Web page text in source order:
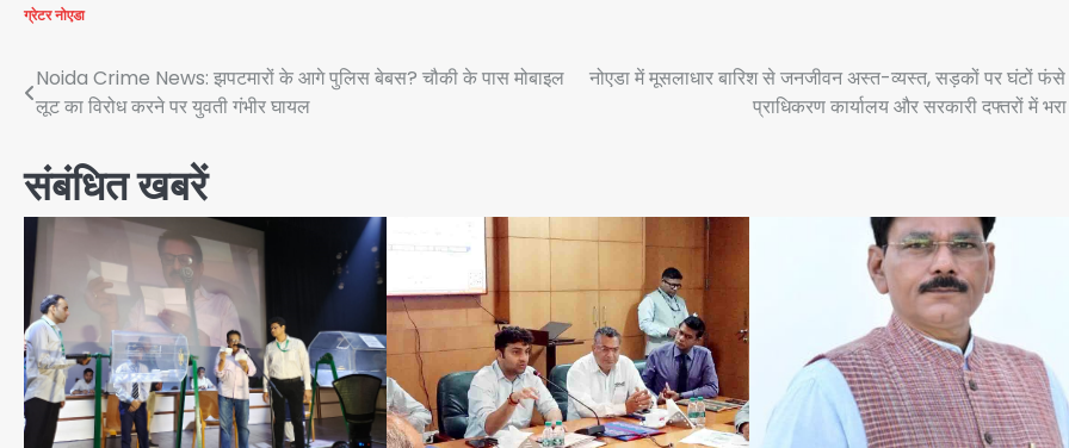
ग्रेटर नोएडा
Post
navigation
Noida Crime News: झपटमारों के आगे पुलिस बेबस? चौकी के पास मोबाइल
लूट का विरोध करने पर युवती गंभीर घायल
नोएडा में मूसलाधार बारिश से जनजीवन अस्त-व्यस्त, सड़कों पर घंटों फंसे
प्राधिकरण कार्यालय और सरकारी दफ्तरों में भरा
संबंधित खबरें